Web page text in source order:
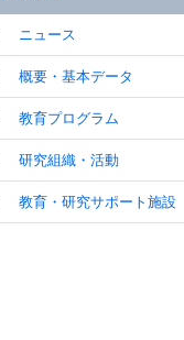
ニュース
概要・基本データ
教育プログラム
研究組織・活動
教育・研究サポート施設